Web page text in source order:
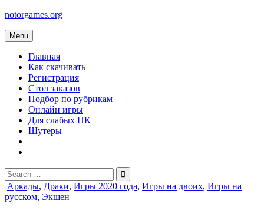
Skip
content
notorgames.org
Menu
Главная
Как скачивать
Регистрация
Стол заказов
Подбор по рубрикам
Онлайн игры
Для слабых ПК
Шутеры
Search
for:
Posted
in
Аркады, Драки, Игры 2020 года, Игры на двоих, Игры на
русском, Экшен